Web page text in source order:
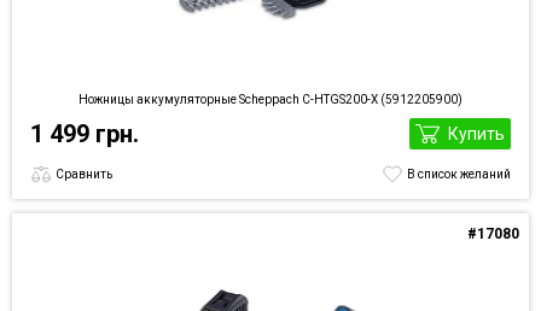
Ножницы аккумуляторные Scheppach C-HTGS200-X (5912205900)
1 499 грн. Купить
Сравнить В список желаний
#17080